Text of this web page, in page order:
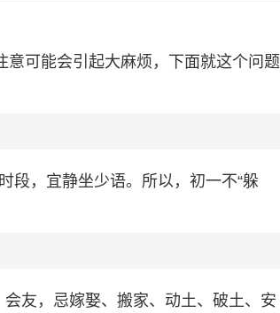
可能会引起大麻烦，下面就这个问题
段，宜静坐少语。所以，初一不“躲
友，忌嫁娶、搬家、动土、破土、安